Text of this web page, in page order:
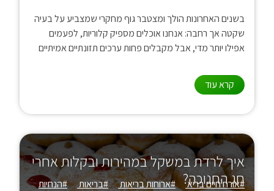
בשנים האחרונות הולך ומצטבר גוף מחקרי שמצביע על בעיה
שקטה אך רחבה: אנחנו אוכלים מספיק קלוריות, לפעמים
אפילו יותר מדי, אבל מקבלים פחות ערכים תזונתיים אמיתיים
קרא עוד
איך לרדת במשקל במהירות ובקלות אחרי
חג החנוכה?
#אורח חיים בריא #ארוחות בריאות #בריאות
#הנחיות